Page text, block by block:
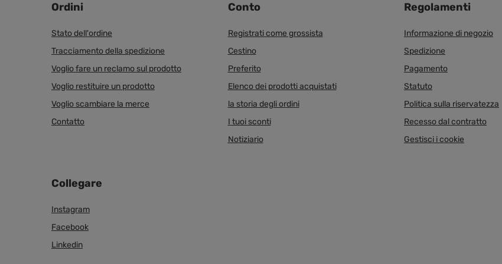
Ordini
Stato dell'ordine
Tracciamento della spedizione
Voglio fare un reclamo sul prodotto
Voglio restituire un prodotto
Voglio scambiare la merce
Contatto
Conto
Registrati come grossista
Cestino
Preferito
Elenco dei prodotti acquistati
la storia degli ordini
I tuoi sconti
Notiziario
Regolamenti
Informazione di negozio
Spedizione
Pagamento
Statuto
Politica sulla riservatezza
Recesso dal contratto
Gestisci i cookie
Collegare
Instagram
Facebook
Linkedin